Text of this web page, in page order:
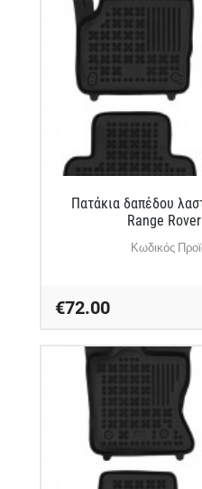
Πατάκια δαπέδου
Range
Κωδικός
€72.00